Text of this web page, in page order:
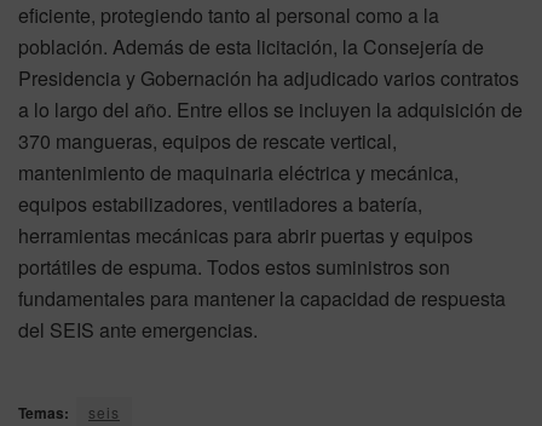
eficiente, protegiendo tanto al personal como a la
población. Además de esta licitación, la Consejería de
Presidencia y Gobernación ha adjudicado varios contratos
a lo largo del año. Entre ellos se incluyen la adquisición de
370 mangueras, equipos de rescate vertical,
mantenimiento de maquinaria eléctrica y mecánica,
equipos estabilizadores, ventiladores a batería,
herramientas mecánicas para abrir puertas y equipos
portátiles de espuma. Todos estos suministros son
fundamentales para mantener la capacidad de respuesta
del SEIS ante emergencias.
Temas: seis